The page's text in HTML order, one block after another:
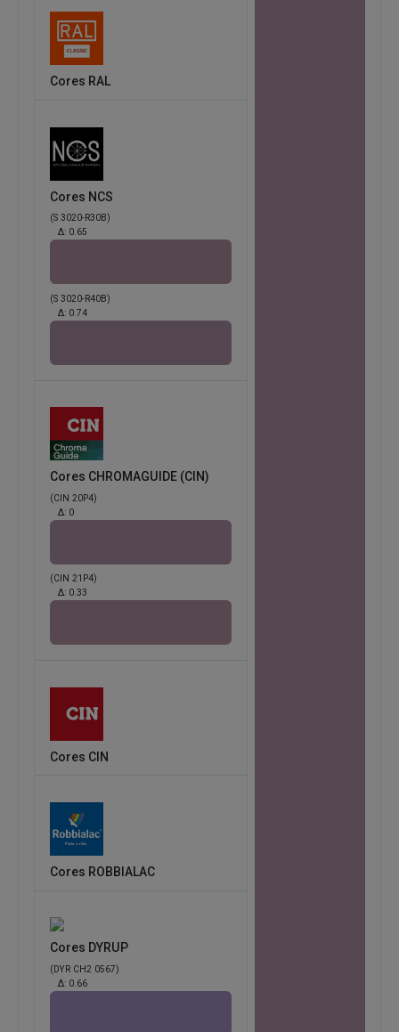
Cores RAL
Cores NCS
(S 3020-R30B)
Δ: 0.65
(S 3020-R40B)
Δ: 0.74
Cores CHROMAGUIDE (CIN)
(CIN 20P4)
Δ: 0
(CIN 21P4)
Δ: 0.33
Cores CIN
Cores ROBBIALAC
Cores DYRUP
(DYR CH2 0567)
Δ: 0.66